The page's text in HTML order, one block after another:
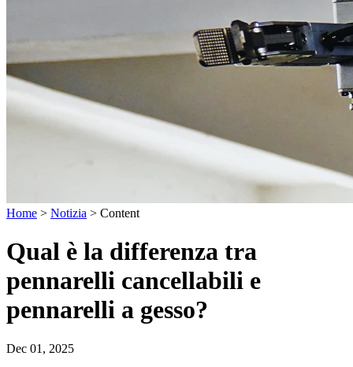
Home > Notizia > Content
Qual è la differenza tra
pennarelli cancellabili e
pennarelli a gesso?
Dec 01, 2025